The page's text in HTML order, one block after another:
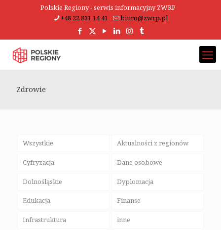
Polskie Regiony - serwis informacyjny ZWRP
+48 22 831 14 41
biuro@zwrp.pl
Zdrowie
Wszystkie Aktualności z regionów
Cyfryzacja Dane osobowe
Dolnośląskie Dyplomacja
Edukacja Finanse
Infrastruktura inne